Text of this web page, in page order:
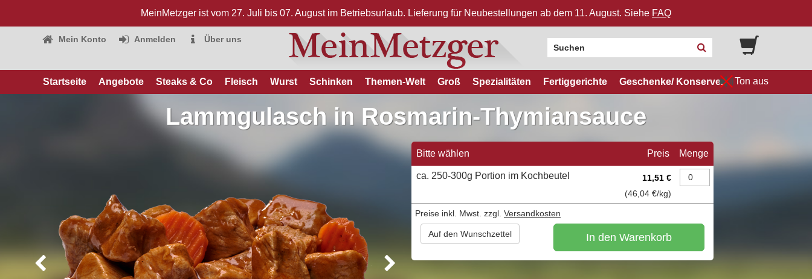
MeinMetzger ist vom 27. Juli bis 07. August im Betriebsurlaub. Lieferung für Neubestellungen ab dem 11. August. Siehe FAQ
Mein Konto Anmelden Über uns
Startseite Angebote Steaks & Co Fleisch Wurst Schinken Themen-Welt Groß Spezialitäten Fertiggerichte Geschenke/ Konserven Ton aus
Lammgulasch in Rosmarin-Thymiansauce
Bitte wählen Preis Menge
ca. 250-300g Portion im Kochbeutel
11,51 €
(46,04 €/kg)
Preise inkl. Mwst. zzgl. Versandkosten
In den Warenkorb
Auf den Wunschzettel